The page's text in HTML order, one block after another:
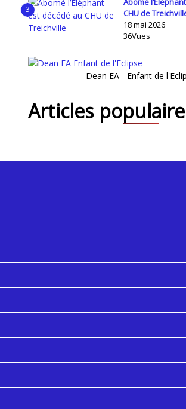
3
CHU de
18 mai 2026
36Vues
Dean EA - Enfant de
Articles